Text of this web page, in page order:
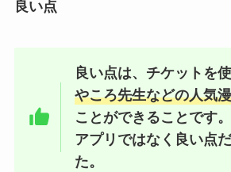
良い点
良い点は、チケットを
やころ先生などの人気
ことができることです
アプリではなく良い点
た。